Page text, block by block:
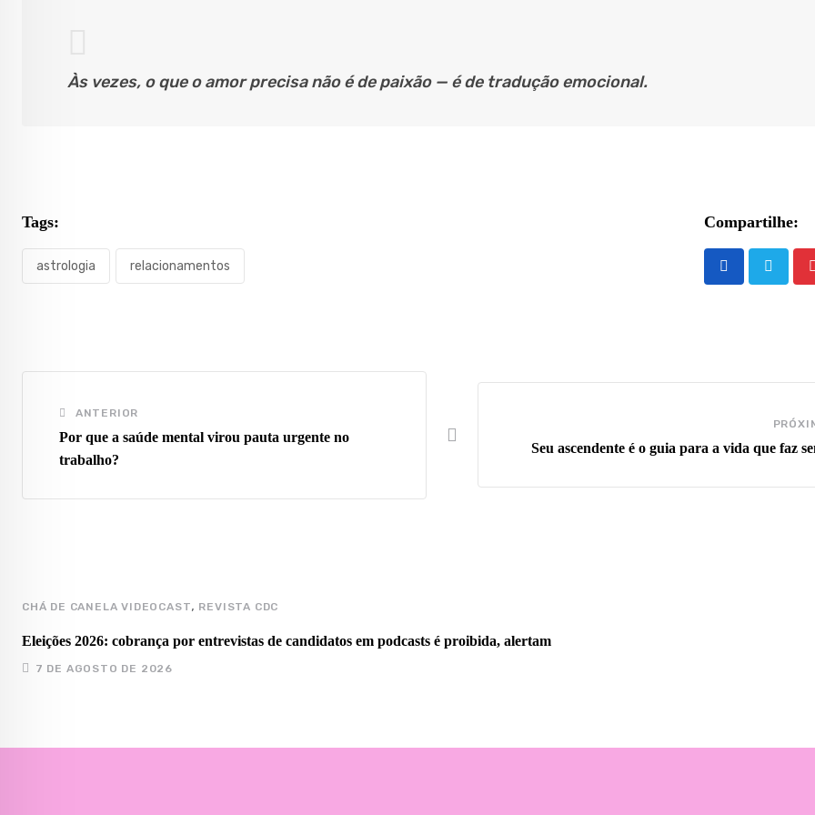
Às vezes, o que o amor precisa não é de paixão — é de tradução emocional.
Tags:
astrologia relacionamentos
Compartilhe:
ANTERIOR
Por que a saúde mental virou pauta urgente no
trabalho?
Seu ascendente é o guia para a vida que faz
CHÁ DE CANELA VIDEOCAST, REVISTA CDC
Eleições 2026: cobrança por entrevistas de candidatos em podcasts é proibida, alertam
7 DE AGOSTO DE 2026